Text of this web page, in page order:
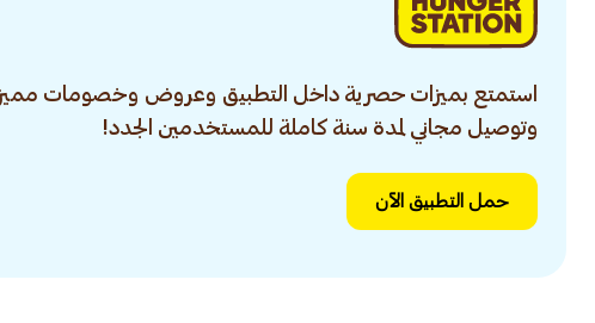
استمتع بميزات حصرية داخل التطبيق وعروض وخصومات
وتوصيل مجاني لمدة سنة كاملة للمستخدمين الجدد!
حمل التطبيق الآن